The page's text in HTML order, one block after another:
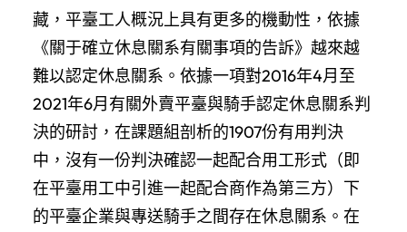
藏，平臺工人概況上具有更多的機動性，依據
《關于確立休息關系有關事項的告訴》越來越
難以認定休息關系。依據一項對2016年4月至
2021年6月有關外賣平臺與騎手認定休息關系判
決的研討，在課題組剖析的1907份有用判決
中，沒有一份判決確認一起配合用工形式（即
在平臺用工中引進一起配合商作為第三方）下
的平臺企業與專送騎手之間存在休息關系。在